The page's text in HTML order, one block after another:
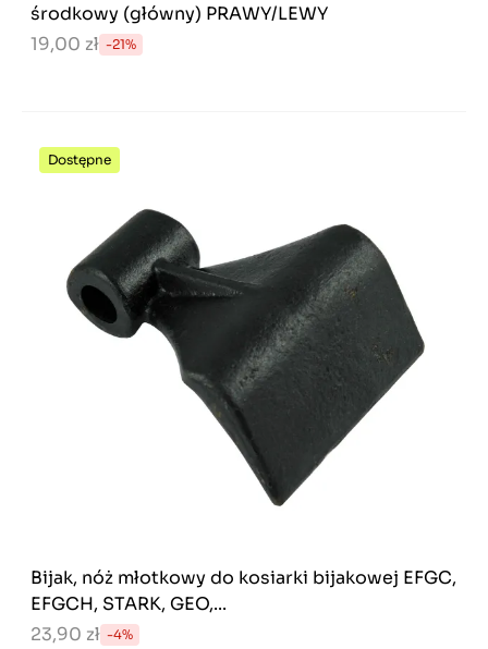
środkowy (główny) PRAWY/LEWY
19,00 zł -21%
Dostępne
Bijak, nóż młotkowy do kosiarki bijakowej EFGC,
EFGCH, STARK, GEO,...
23,90 zł -4%